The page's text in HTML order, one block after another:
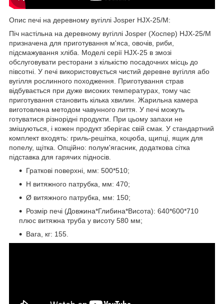
Опис печі на деревному вугіллі Josper HJX-25/M:
Піч настільна на деревному вугіллі Josper (Хоспер) HJX-25/M
призначена для приготування м'яса, овочів, риби,
підсмажування хліба. Моделі серії HJX-25 в змозі
обслуговувати ресторани з кількістю посадочних місць до
півсотні. У печі використовується чистий деревне вугілля або
вугілля рослинного походження. Приготування страв
відбувається при дуже високих температурах, тому час
приготування становить кілька хвилин. Жарильна камера
виготовлена методом чавунного лиття. У печі можуть
готуватися різнорідні продукти. При цьому запахи не
змішуються, і кожен продукт зберігає свій смак. У стандартний
комплект входять: гриль-решітка, коцюба, щипці, ящик для
попелу, щітка. Опційно: полум'ягасник, додаткова сітка
підставка для гарячих підносів.
Граткові поверхні, мм: 500*510;
H витяжного патрубка, мм: 470;
Ø витяжного патрубка, мм: 150;
Розмір печі (Довжина*Глибина*Висота): 640*600*710
плюс витяжна труба у висоту 580 мм;
Вага, кг: 155.